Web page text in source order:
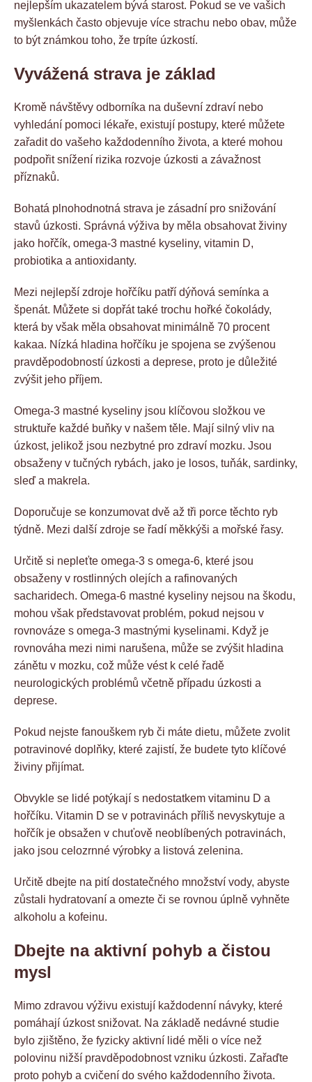
nejlepším ukazatelem bývá starost. Pokud se ve vašich
myšlenkách často objevuje více strachu nebo obav, může
to být známkou toho, že trpíte úzkostí.
Vyvážená strava je základ
Kromě návštěvy odborníka na duševní zdraví nebo
vyhledání pomoci lékaře, existují postupy, které můžete
zařadit do vašeho každodenního života, a které mohou
podpořit snížení rizika rozvoje úzkosti a závažnost
příznaků.
Bohatá plnohodnotná strava je zásadní pro snižování
stavů úzkosti. Správná výživa by měla obsahovat živiny
jako hořčík, omega-3 mastné kyseliny, vitamin D,
probiotika a antioxidanty.
Mezi nejlepší zdroje hořčíku patří dýňová semínka a
špenát. Můžete si dopřát také trochu hořké čokolády,
která by však měla obsahovat minimálně 70 procent
kakaa. Nízká hladina hořčíku je spojena se zvýšenou
pravděpodobností úzkosti a deprese, proto je důležité
zvýšit jeho příjem.
Omega-3 mastné kyseliny jsou klíčovou složkou ve
struktuře každé buňky v našem těle. Mají silný vliv na
úzkost, jelikož jsou nezbytné pro zdraví mozku. Jsou
obsaženy v tučných rybách, jako je losos, tuňák, sardinky,
sleď a makrela.
Doporučuje se konzumovat dvě až tři porce těchto ryb
týdně. Mezi další zdroje se řadí měkkýši a mořské řasy.
Určitě si nepleťte omega-3 s omega-6, které jsou
obsaženy v rostlinných olejích a rafinovaných
sacharidech. Omega-6 mastné kyseliny nejsou na škodu,
mohou však představovat problém, pokud nejsou v
rovnováze s omega-3 mastnými kyselinami. Když je
rovnováha mezi nimi narušena, může se zvýšit hladina
zánětu v mozku, což může vést k celé řadě
neurologických problémů včetně případu úzkosti a
deprese.
Pokud nejste fanouškem ryb či máte dietu, můžete zvolit
potravinové doplňky, které zajistí, že budete tyto klíčové
živiny přijímat.
Obvykle se lidé potýkají s nedostatkem vitaminu D a
hořčíku. Vitamin D se v potravinách příliš nevyskytuje a
hořčík je obsažen v chuťově neoblíbených potravinách,
jako jsou celozrnné výrobky a listová zelenina.
Určitě dbejte na pití dostatečného množství vody, abyste
zůstali hydratovaní a omezte či se rovnou úplně vyhněte
alkoholu a kofeinu.
Dbejte na aktivní pohyb a čistou
mysl
Mimo zdravou výživu existují každodenní návyky, které
pomáhají úzkost snižovat. Na základě nedávné studie
bylo zjištěno, že fyzicky aktivní lidé měli o více než
polovinu nižší pravděpodobnost vzniku úzkosti. Zařaďte
proto pohyb a cvičení do svého každodenního života.